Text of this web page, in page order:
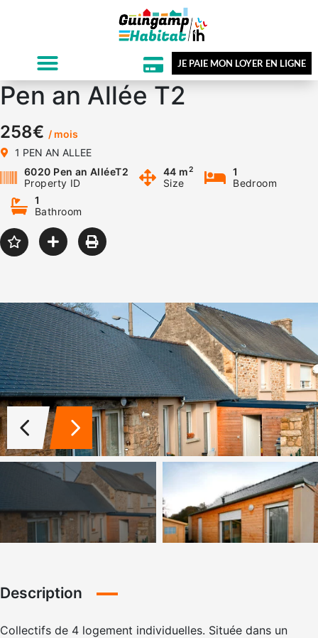
JE PAIE MON LOYER EN LIGNE
Pen an Allée T2
258€ / mois
1 PEN AN ALLEE
6020 Pen an AlléeT2
Property ID
44 m2
Size
1
Bedroom
1
Bathroom
Description
Collectifs de 4 logement individuelles. Située dans un